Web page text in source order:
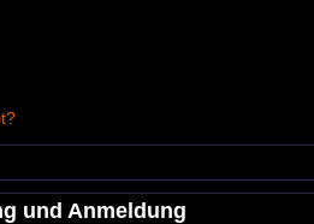
und Anmeldung